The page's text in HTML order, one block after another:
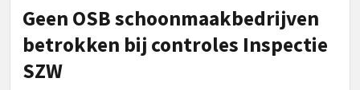
Geen OSB schoonmaakbedrijven
betrokken bij controles Inspectie
SZW